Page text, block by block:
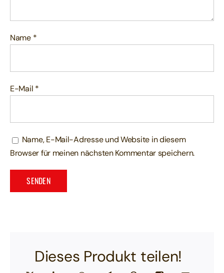
Name *
E-Mail *
Name, E-Mail-Adresse und Website in diesem
Browser für meinen nächsten Kommentar speichern.
Dieses Produkt teilen!